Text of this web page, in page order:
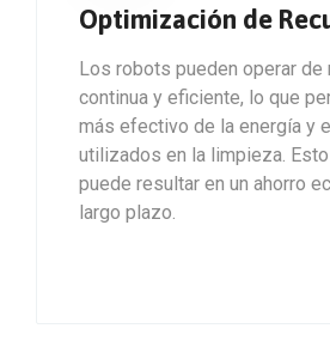
Optimización de
Los robots pueden operar de
continua y eficiente, lo que
más efectivo de la energía y
utilizados en la limpieza.
puede resultar en un ahorro
largo plazo.